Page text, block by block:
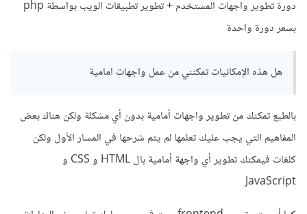
دورة تطوير واجهات المستخدم + تطوير تطبيقات الويب بواسطة php
بسعر دورة واحدة
هل هذه الإمكانيات تمكنني من عمل واجهات امامية
بالطبع تمكنك من تطوير واجهات أمامية بدون أي مشكلة ولكن هناك بعض
المفاهيم التي يجب عليك تعلمها لم يتم شرحها في المسار الأول ولكن
كلغات فيمكنك تطوير أي واجهة أمامية بال HTML و CSS و
JavaScript